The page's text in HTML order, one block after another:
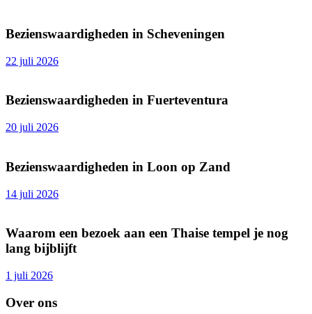
Bezienswaardigheden in Scheveningen
22 juli 2026
Bezienswaardigheden in Fuerteventura
20 juli 2026
Bezienswaardigheden in Loon op Zand
14 juli 2026
Waarom een bezoek aan een Thaise tempel je nog
lang bijblijft
1 juli 2026
Over ons